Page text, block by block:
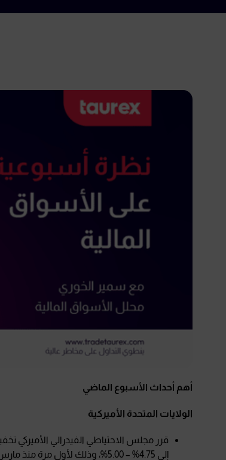
أهم أحداث الأسبوع الماضي
الولايات المتحدة الأميركية
إلى 4.75% – 5.00%، وذلك لأول مرة منذ مارس 2020